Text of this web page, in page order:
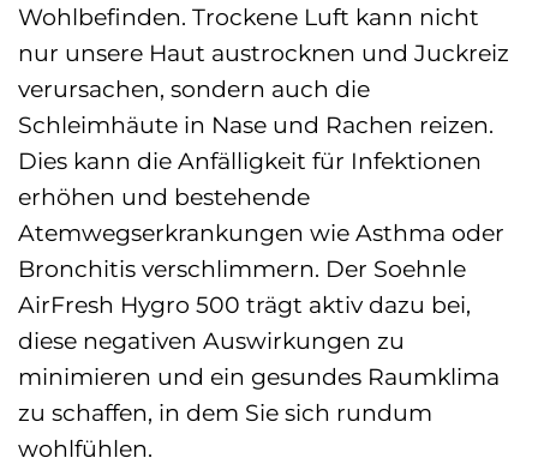
Wohlbefinden. Trockene Luft kann nicht
nur unsere Haut austrocknen und Juckreiz
verursachen, sondern auch die
Schleimhäute in Nase und Rachen reizen.
Dies kann die Anfälligkeit für Infektionen
erhöhen und bestehende
Atemwegserkrankungen wie Asthma oder
Bronchitis verschlimmern. Der Soehnle
AirFresh Hygro 500 trägt aktiv dazu bei,
diese negativen Auswirkungen zu
minimieren und ein gesundes Raumklima
zu schaffen, in dem Sie sich rundum
wohlfühlen.